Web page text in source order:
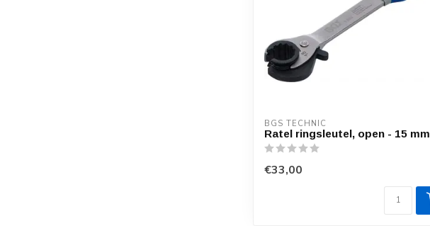
BGS TECHNIC
Ratel ringsleutel, open - 15 mm
€33,00